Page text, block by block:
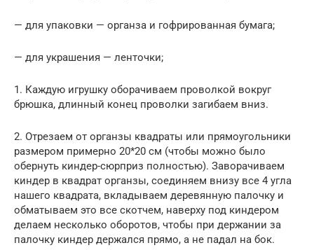
— для упаковки — органза и гофрированная бумага;
— для украшения — ленточки;
1. Каждую игрушку оборачиваем проволкой вокруг
брюшка, длинный конец проволки загибаем вниз.
2. Отрезаем от органзы квадраты или прямоугольники
размером примерно 20*20 см (чтобы можно было
обернуть киндер-сюрприз полностью). Заворачиваем
киндер в квадрат органзы, соединяем внизу все 4 угла
нашего квадрата, вкладываем деревянную палочку и
обматываем это все скотчем, наверху под киндером
делаем несколько оборотов, чтобы при держании за
палочку киндер держался прямо, а не падал на бок.